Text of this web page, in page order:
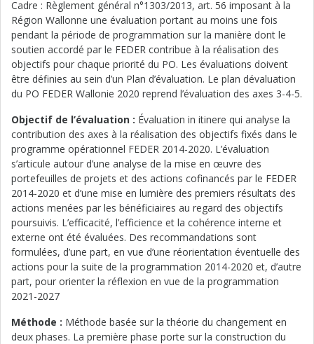
Cadre : Règlement général n°1303/2013, art. 56 imposant à la
Région Wallonne une évaluation portant au moins une fois
pendant la période de programmation sur la manière dont le
soutien accordé par le FEDER contribue à la réalisation des
objectifs pour chaque priorité du PO. Les évaluations doivent
être définies au sein d’un Plan d’évaluation. Le plan dévaluation
du PO FEDER Wallonie 2020 reprend l’évaluation des axes 3-4-5.
Objectif de l’évaluation : Évaluation in itinere qui analyse la
contribution des axes à la réalisation des objectifs fixés dans le
programme opérationnel FEDER 2014-2020. L’évaluation
s’articule autour d’une analyse de la mise en œuvre des
portefeuilles de projets et des actions cofinancés par le FEDER
2014-2020 et d’une mise en lumière des premiers résultats des
actions menées par les bénéficiaires au regard des objectifs
poursuivis. L’efficacité, l’efficience et la cohérence interne et
externe ont été évaluées. Des recommandations sont
formulées, d’une part, en vue d’une réorientation éventuelle des
actions pour la suite de la programmation 2014-2020 et, d’autre
part, pour orienter la réflexion en vue de la programmation
2021-2027
Méthode : Méthode basée sur la théorie du changement en
deux phases. La première phase porte sur la construction du